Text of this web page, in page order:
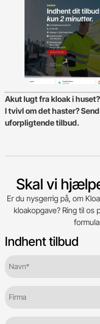
Akut lugt fra kloak i
I tvivl om det haster?
uforpligtende tilbud.
Skal vi
Er du nysgerrig på, om
kloakopgave? Ring til os
Indhent tilbud
(Required)